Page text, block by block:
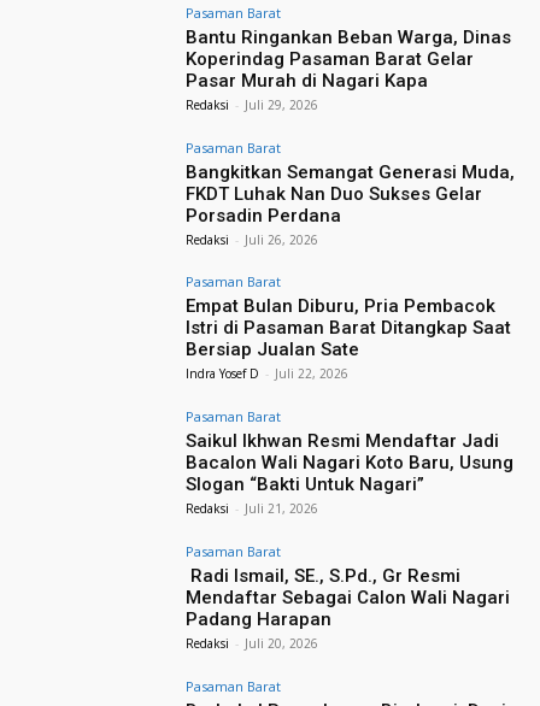
Pasaman Barat
Bantu Ringankan Beban Warga, Dinas
Koperindag Pasaman Barat Gelar
Pasar Murah di Nagari Kapa
Redaksi - Juli 29, 2026
Pasaman Barat
Bangkitkan Semangat Generasi Muda,
FKDT Luhak Nan Duo Sukses Gelar
Porsadin Perdana
Redaksi - Juli 26, 2026
Pasaman Barat
Empat Bulan Diburu, Pria Pembacok
Istri di Pasaman Barat Ditangkap Saat
Bersiap Jualan Sate
Indra Yosef D - Juli 22, 2026
Pasaman Barat
Saikul Ikhwan Resmi Mendaftar Jadi
Bacalon Wali Nagari Koto Baru, Usung
Slogan “Bakti Untuk Nagari”
Redaksi - Juli 21, 2026
Pasaman Barat
Radi Ismail, SE., S.Pd., Gr Resmi
Mendaftar Sebagai Calon Wali Nagari
Padang Harapan
Redaksi - Juli 20, 2026
Pasaman Barat